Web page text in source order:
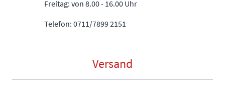
Freitag: von 8.00 - 16.00 Uhr
Telefon: 0711/7899 2151
Versand